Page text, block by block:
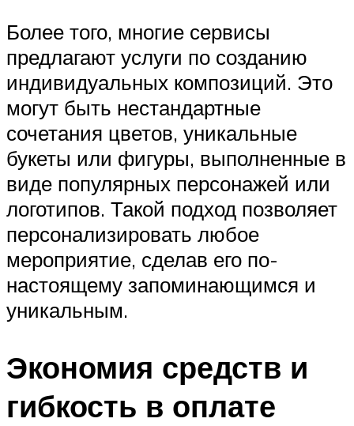
Более того, многие сервисы
предлагают услуги по созданию
индивидуальных композиций. Это
могут быть нестандартные
сочетания цветов, уникальные
букеты или фигуры, выполненные в
виде популярных персонажей или
логотипов. Такой подход позволяет
персонализировать любое
мероприятие, сделав его по-
настоящему запоминающимся и
уникальным.
Экономия средств и
гибкость в оплате